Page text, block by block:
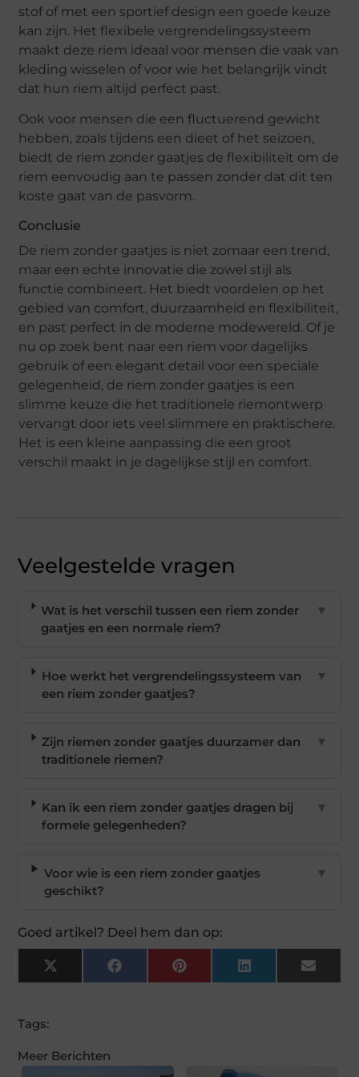
stof of met een sportief design een goede keuze
kan zijn. Het flexibele vergrendelingssysteem
maakt deze riem ideaal voor mensen die vaak van
kleding wisselen of voor wie het belangrijk vindt
dat hun riem altijd perfect past.
Ook voor mensen die een fluctuerend gewicht
hebben, zoals tijdens een dieet of het seizoen,
biedt de riem zonder gaatjes de flexibiliteit om de
riem eenvoudig aan te passen zonder dat dit ten
koste gaat van de pasvorm.
Conclusie
De riem zonder gaatjes is niet zomaar een trend,
maar een echte innovatie die zowel stijl als
functie combineert. Het biedt voordelen op het
gebied van comfort, duurzaamheid en flexibiliteit,
en past perfect in de moderne modewereld. Of je
nu op zoek bent naar een riem voor dagelijks
gebruik of een elegant detail voor een speciale
gelegenheid, de riem zonder gaatjes is een
slimme keuze die het traditionele riemontwerp
vervangt door iets veel slimmere en praktischere.
Het is een kleine aanpassing die een groot
verschil maakt in je dagelijkse stijl en comfort.
Veelgestelde vragen
Wat is het verschil tussen een riem zonder
gaatjes en een normale riem?
▼
Hoe werkt het vergrendelingssysteem van
een riem zonder gaatjes?
▼
Zijn riemen zonder gaatjes duurzamer dan
traditionele riemen?
▼
Kan ik een riem zonder gaatjes dragen bij
formele gelegenheden?
▼
Voor wie is een riem zonder gaatjes
geschikt?
▼
Goed artikel? Deel hem dan op:
X
(Twitter)
FacebookPinterest LinkedIn Email
Tags:
Meer Berichten